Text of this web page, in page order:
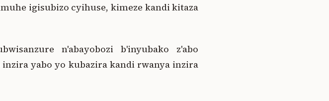
igisubizo cyihuse, kimeze kandi kitaza
n'abayobozi b'inyubako z'abo
inzira yabo yo kubazira kandi rwanya inzira